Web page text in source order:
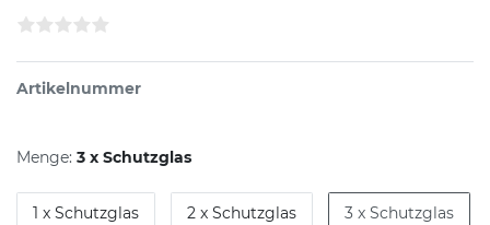
Artikelnummer
Menge: 3 x Schutzglas
1 x Schutzglas 2 x Schutzglas 3 x Schutzglas